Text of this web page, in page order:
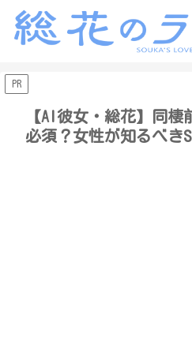
PR
【AI彼女・総花】同
必須？女性が知るべき